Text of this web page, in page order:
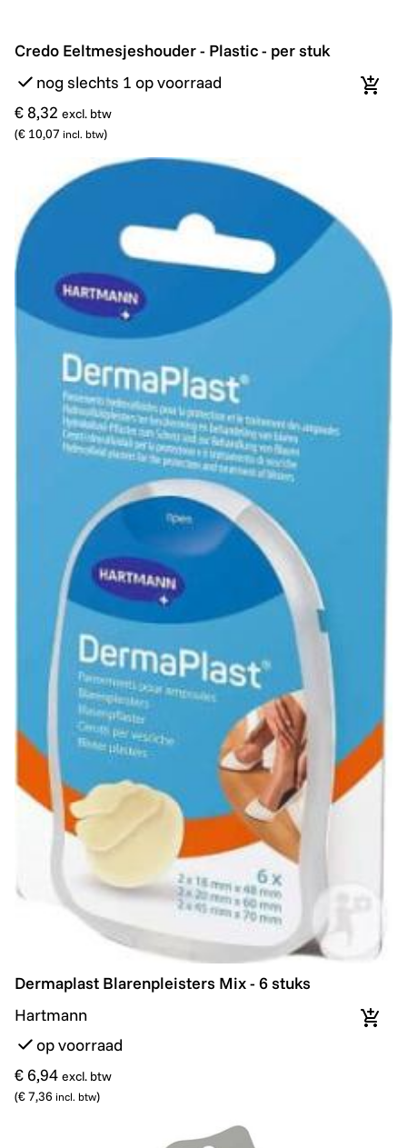
Credo Eeltmesjeshouder - Plastic - per stuk
Credo Eeltmesjeshouder - Plastic - per stuk
nog slechts 1 op voorraad
€ 8,32 excl. btw
(€ 10,07 incl. btw)
In
Dermaplast Blarenpleisters Mix - 6 stuks
Dermaplast Blarenpleisters Mix - 6 stuks
Hartmann
op voorraad
€ 6,94 excl. btw
(€ 7,36 incl. btw)
In